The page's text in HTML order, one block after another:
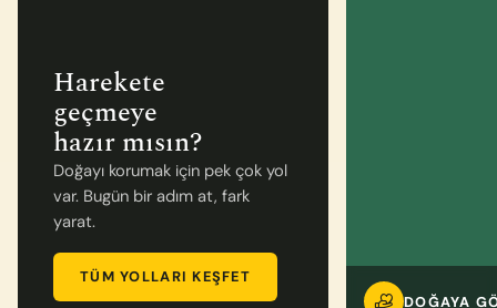
Harekete
geçmeye
hazır mısın?
Doğayı korumak için pek çok yol
var. Bugün bir adım at, fark
yarat.
TÜM YOLLARI KEŞFET
DOĞAYA